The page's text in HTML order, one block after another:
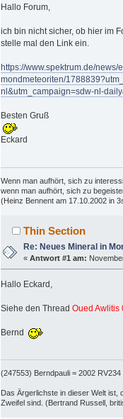
Hallo Forum,
ich bin nicht sicher, ob hier im
stelle mal den Link ein.
https://www.spektrum.de/
mondmeteoriten/
nl&utm_campaign=sdw-nl-
Besten Gruß
Eckard
Wenn man aufhört, sich zu
wenn man aufhört, sich zu
(Heinz Bennent am 17.10.2002 in
Thin Section
Re: Neues Mineral in
«Antwort #1 am:
Hallo Eckard,
Siehe den Thread Oued Awlitis
Bernd
(247553) Berndpauli = 2002 RV234
Das Ärgerlichste in dieser Welt ist,
Zweifel sind. (Bertrand Russell,